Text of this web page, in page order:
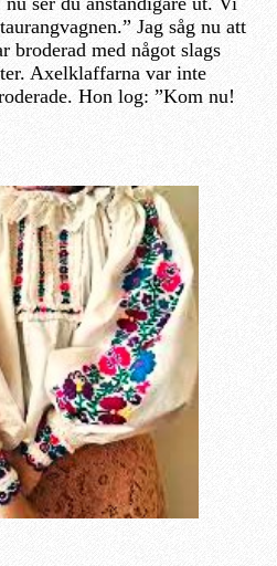
Jag såg nu att
broderad med något slags
Axelklaffarna var inte
Hon log: ”Kom nu!